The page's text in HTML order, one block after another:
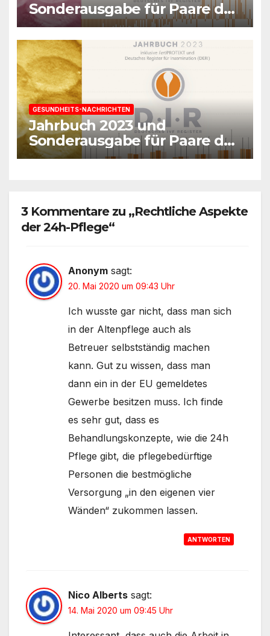
Sonderausgabe für Paare des
Deutschen IVF-Registers:
Zahl der Mehrlingsgeburten
nach
Kinderwunschbehandlung
sinkt weiter
GESUNDHEITS-NACHRICHTEN
Jahrbuch 2023 und
Sonderausgabe für Paare des
Deutschen IVF-Registers:
3 Kommentare zu „Rechtliche Aspekte
der 24h-Pflege“
Anonym sagt:
20. Mai 2020 um 09:43 Uhr
Ich wusste gar nicht, dass man sich
in der Altenpflege auch als
Betreuer selbstständig machen
kann. Gut zu wissen, dass man
dann ein in der EU gemeldetes
Gewerbe besitzen muss. Ich finde
es sehr gut, dass es
Behandlungskonzepte, wie die 24h
Pflege gibt, die pflegebedürftige
Personen die bestmögliche
Versorgung „in den eigenen vier
Wänden“ zukommen lassen.
ANTWORTEN
Nico Alberts sagt:
14. Mai 2020 um 09:45 Uhr